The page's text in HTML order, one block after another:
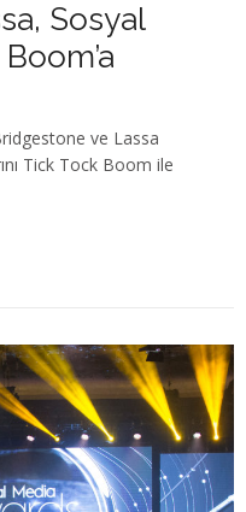
Sosyal
ve Lassa
Tick Tock Boom ile